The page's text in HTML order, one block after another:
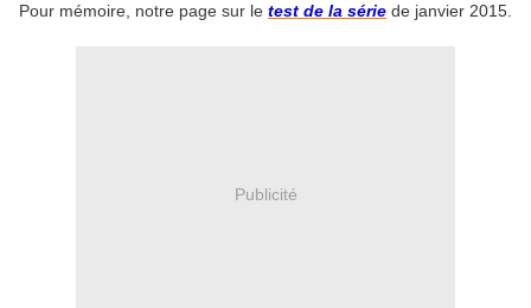
Pour mémoire, notre page sur le test de la série de janvier 2015.
Publicité